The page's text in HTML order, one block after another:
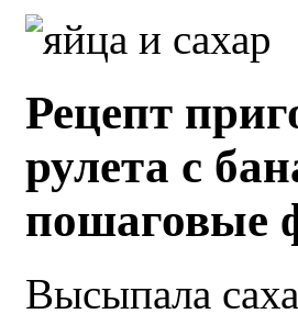
Рецепт
рулета с
пошаговые
Высыпала